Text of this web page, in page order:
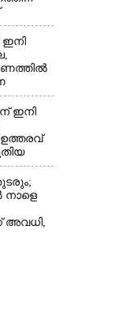
ഇനി
നാളെ
അവധി,​